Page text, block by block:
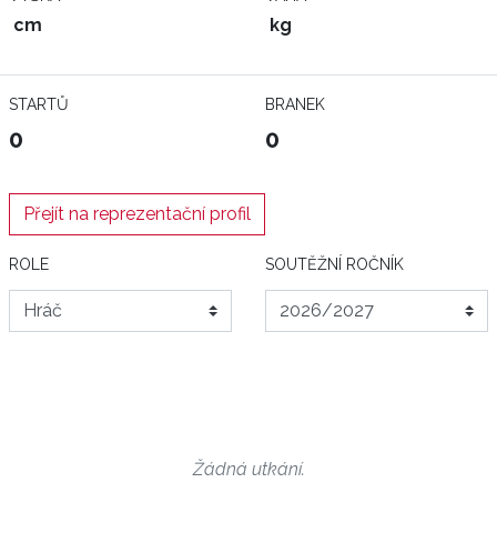
cm kg
STARTŮ
0
BRANEK
0
Přejít na reprezentační profil
ROLE SOUTĚŽNÍ ROČNÍK
Žádná utkání.